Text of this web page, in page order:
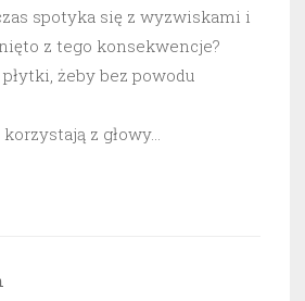
spotyka się z wyzwiskami i
z tego konsekwencje?
żeby bez powodu
z głowy…